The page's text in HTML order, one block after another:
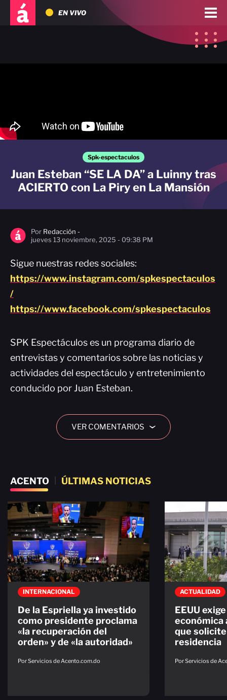
EN VIVO
Spk-espectaculos
Juan Esteban “SE LA DA” a Luinny tras
ACIERTO con La Piry en La Mansión
Por Redacción -
jueves 13 noviembre, 2025 - 09:38 PM
Sigue nuestras redes sociales:
https://www.instagram.com/spkespectaculos
/
https://www.facebook.com/spkespectaculos
SPK Espectáculos es un programa diario de
entrevistas y comentarios sobre las noticias y
actividades del espectáculo y entretenimiento
conducido por Juan Esteban.
VER COMENTARIOS ›
ACENTO ÚLTIMAS NOTICIAS
INTERNACIONAL
De la Espriella ya investido
como presidente proclama
«la recuperación del
orden» y de «la autoridad»
Por Servicios de Acento.com.do
ACTUALIDAD
EEUU
económica
que
residencia
Por Servicios de